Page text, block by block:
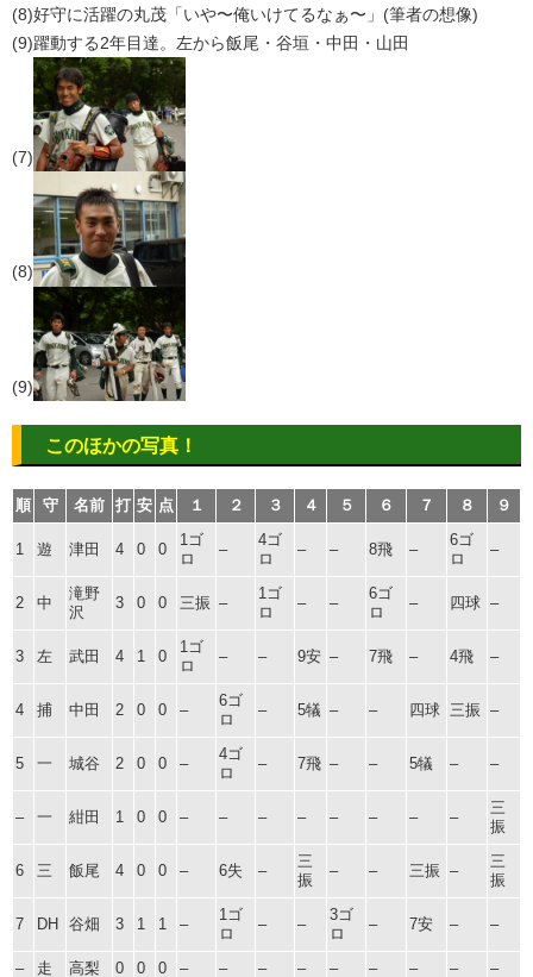
(8)好守に活躍の丸茂「いや〜俺いけてるなぁ〜」(筆者の想像)
(9)躍動する2年目達。左から飯尾・谷垣・中田・山田
(7)
(8)
(9)
このほかの写真！
順 守 名前 打 安 点 １ ２ ３ ４ ５ ６ ７ ８ ９
1 遊 津田 4 0 0
1ゴ
ロ
–
4ゴ
ロ
– – 8飛 –
6ゴ
ロ
–
2 中
滝野
沢
3 0 0 三振 –
1ゴ
ロ
– –
6ゴ
ロ
– 四球 –
3 左 武田 4 1 0
1ゴ
ロ
– – 9安 – 7飛 – 4飛 –
4 捕 中田 2 0 0 –
6ゴ
ロ
– 5犠 – – 四球 三振 –
5 一 城谷 2 0 0 –
4ゴ
ロ
– 7飛 – – 5犠 – –
– 一 紺田 1 0 0 – – – – – – – –
三
振
6 三 飯尾 4 0 0 – 6失 –
三
振
– – 三振 –
三
振
7 DH 谷畑 3 1 1 –
1ゴ
ロ
– –
3ゴ
ロ
– 7安 – –
– 走 高梨 0 0 0 – – – – – – – – –